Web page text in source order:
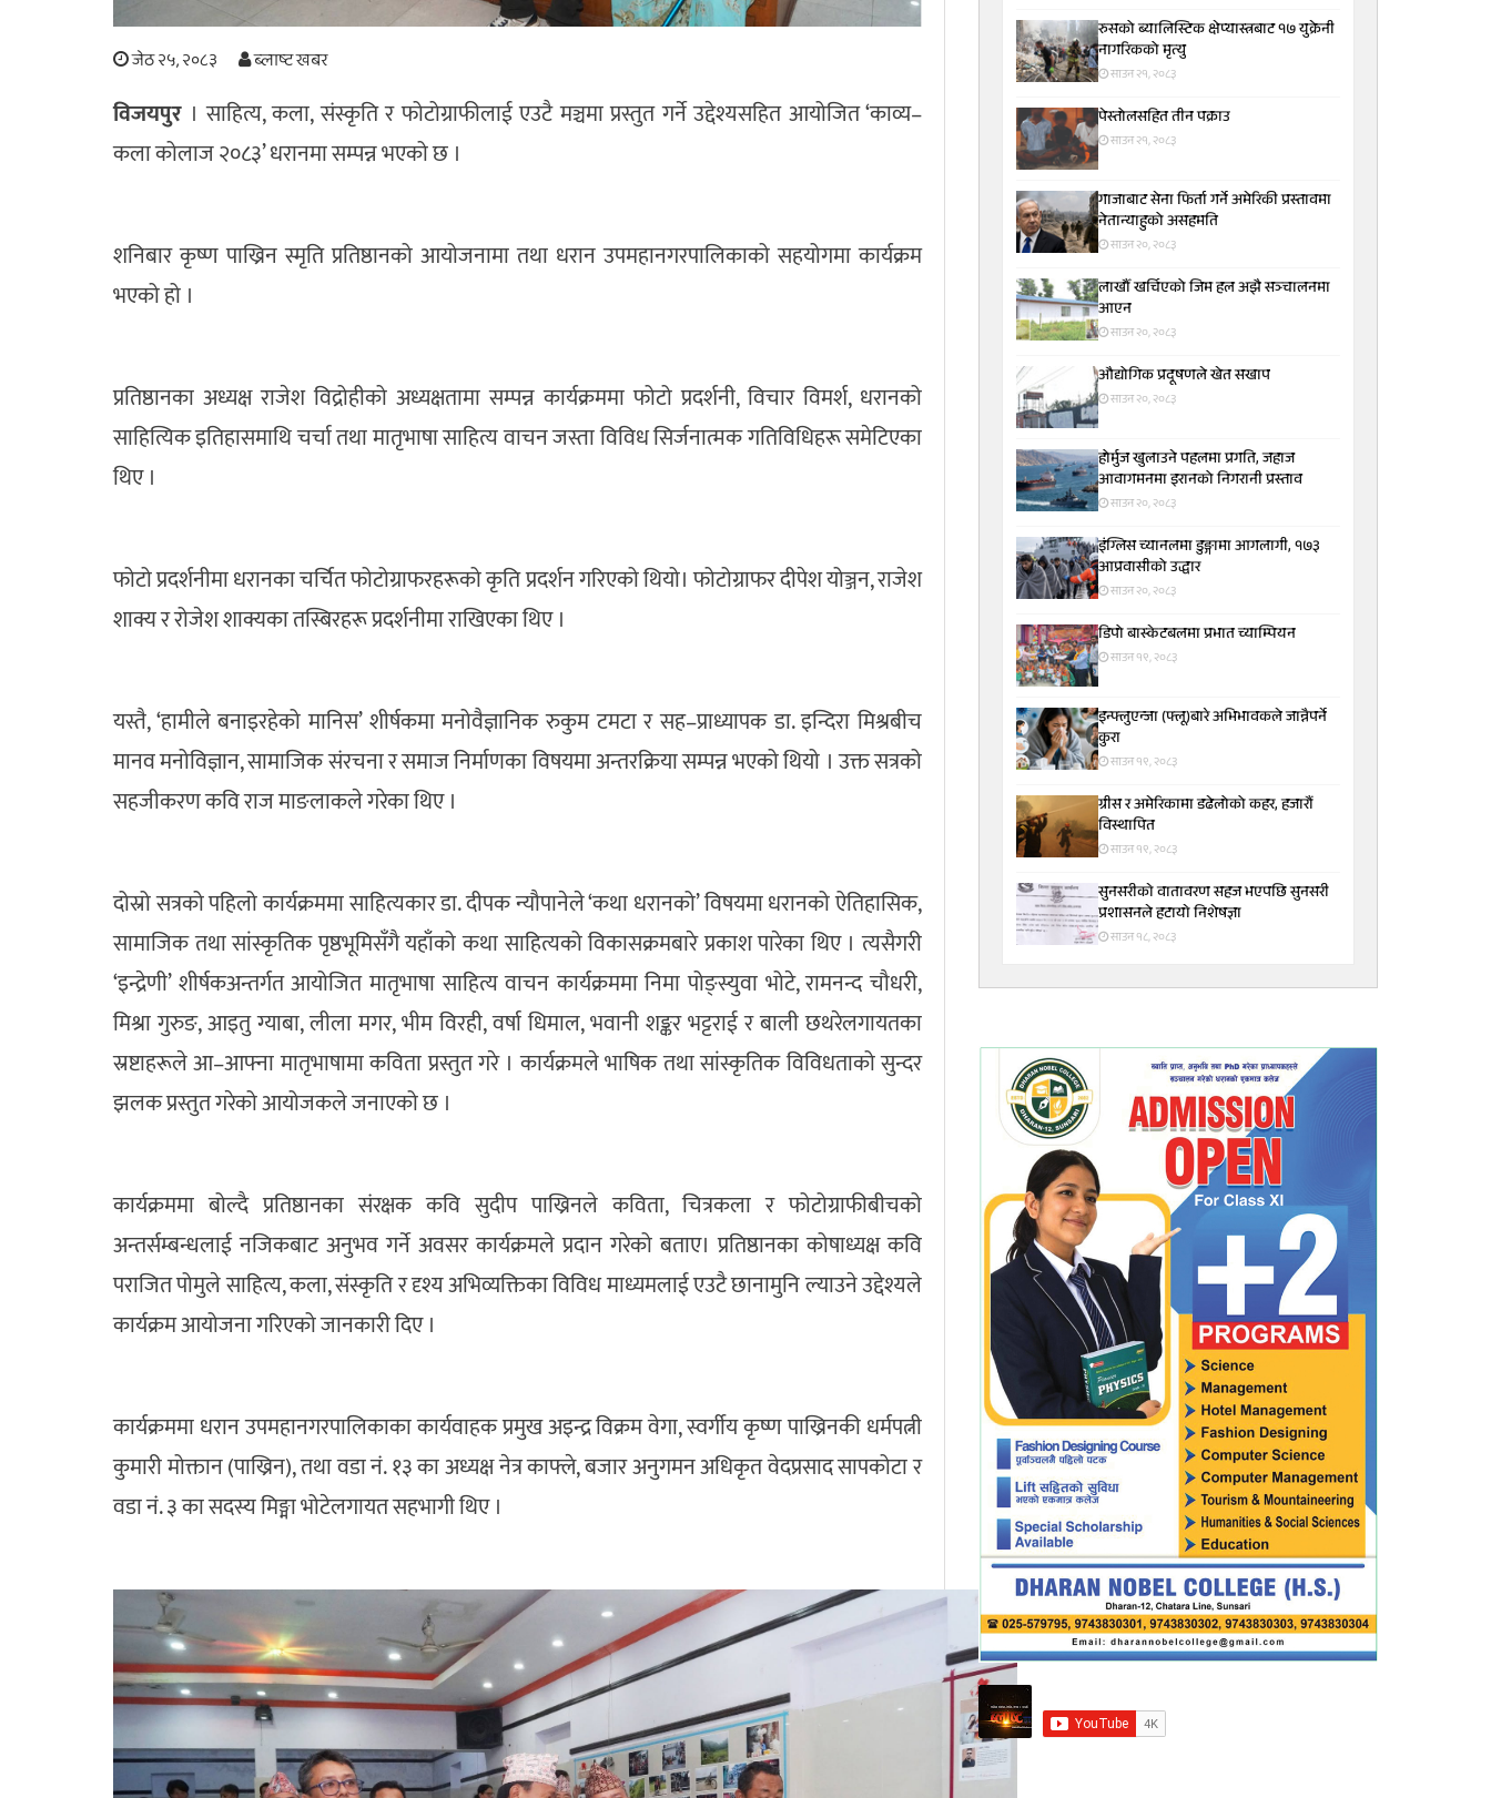
जेठ २५, २०८३ ब्लाष्ट खबर
विजयपुर । साहित्य, कला, संस्कृति र फोटोग्राफीलाई एउटै मञ्चमा प्रस्तुत गर्ने उद्देश्यसहित आयोजित ‘काव्य–
कला कोलाज २०८३’ धरानमा सम्पन्न भएको छ ।
शनिबार कृष्ण पाख्रिन स्मृति प्रतिष्ठानको आयोजनामा तथा धरान उपमहानगरपालिकाको सहयोगमा कार्यक्रम
भएको हो ।
प्रतिष्ठानका अध्यक्ष राजेश विद्रोहीको अध्यक्षतामा सम्पन्न कार्यक्रममा फोटो प्रदर्शनी, विचार विमर्श, धरानको
साहित्यिक इतिहासमाथि चर्चा तथा मातृभाषा साहित्य वाचन जस्ता विविध सिर्जनात्मक गतिविधिहरू समेटिएका
थिए ।
फोटो प्रदर्शनीमा धरानका चर्चित फोटोग्राफरहरूको कृति प्रदर्शन गरिएको थियो। फोटोग्राफर दीपेश योञ्जन, राजेश
शाक्य र रोजेश शाक्यका तस्बिरहरू प्रदर्शनीमा राखिएका थिए ।
यस्तै, ‘हामीले बनाइरहेको मानिस’ शीर्षकमा मनोवैज्ञानिक रुकुम टमटा र सह–प्राध्यापक डा. इन्दिरा मिश्रबीच
मानव मनोविज्ञान, सामाजिक संरचना र समाज निर्माणका विषयमा अन्तरक्रिया सम्पन्न भएको थियो । उक्त सत्रको
सहजीकरण कवि राज माङलाकले गरेका थिए ।
दोस्रो सत्रको पहिलो कार्यक्रममा साहित्यकार डा. दीपक न्यौपानेले ‘कथा धरानको’ विषयमा धरानको ऐतिहासिक,
सामाजिक तथा सांस्कृतिक पृष्ठभूमिसँगै यहाँको कथा साहित्यको विकासक्रमबारे प्रकाश पारेका थिए । त्यसैगरी
‘इन्द्रेणी’ शीर्षकअन्तर्गत आयोजित मातृभाषा साहित्य वाचन कार्यक्रममा निमा पोङ्स्युवा भोटे, रामनन्द चौधरी,
मिश्रा गुरुङ, आइतु ग्याबा, लीला मगर, भीम विरही, वर्षा धिमाल, भवानी शङ्कर भट्टराई र बाली छथरेलगायतका
स्रष्टाहरूले आ–आफ्ना मातृभाषामा कविता प्रस्तुत गरे । कार्यक्रमले भाषिक तथा सांस्कृतिक विविधताको सुन्दर
झलक प्रस्तुत गरेको आयोजकले जनाएको छ ।
कार्यक्रममा बोल्दै प्रतिष्ठानका संरक्षक कवि सुदीप पाख्रिनले कविता, चित्रकला र फोटोग्राफीबीचको
अन्तर्सम्बन्धलाई नजिकबाट अनुभव गर्ने अवसर कार्यक्रमले प्रदान गरेको बताए। प्रतिष्ठानका कोषाध्यक्ष कवि
पराजित पोमुले साहित्य, कला, संस्कृति र दृश्य अभिव्यक्तिका विविध माध्यमलाई एउटै छानामुनि ल्याउने उद्देश्यले
कार्यक्रम आयोजना गरिएको जानकारी दिए ।
कार्यक्रममा धरान उपमहानगरपालिकाका कार्यवाहक प्रमुख अइन्द्र विक्रम वेगा, स्वर्गीय कृष्ण पाख्रिनकी धर्मपत्नी
कुमारी मोक्तान (पाख्रिन), तथा वडा नं. १३ का अध्यक्ष नेत्र काफ्ले, बजार अनुगमन अधिकृत वेदप्रसाद सापकोटा र
वडा नं. ३ का सदस्य मिङ्मा भोटेलगायत सहभागी थिए ।
रुसको ब्यालिस्टिक क्षेप्यास्त्रबाट १७ युक्रेनी
नागरिकको मृत्यु
साउन २१, २०८३
पेस्तोलसहित तीन पक्राउ
साउन २१, २०८३
गाजाबाट सेना फिर्ता गर्ने अमेरिकी प्रस्तावमा
नेतान्याहुको असहमति
साउन २०, २०८३
लाखौँ खर्चिएको जिम हल अझै सञ्चालनमा
आएन
साउन २०, २०८३
औद्योगिक प्रदूषणले खेत सखाप
साउन २०, २०८३
होर्मुज खुलाउने पहलमा प्रगति, जहाज
आवागमनमा इरानको निगरानी प्रस्ताव
साउन २०, २०८३
इंग्लिस च्यानलमा डुङ्गामा आगलागी, १७३
आप्रवासीको उद्धार
साउन २०, २०८३
डिपो बास्केटबलमा प्रभात च्याम्पियन
साउन १९, २०८३
इन्फ्लुएन्जा (फ्लू)बारे अभिभावकले जान्नैपर्ने
कुरा
साउन १९, २०८३
ग्रीस र अमेरिकामा डढेलोको कहर, हजारौं
विस्थापित
साउन १९, २०८३
सुनसरीकाे वातावरण सहज भएपछि सुनसरी
प्रशासनले हटायाे निशेषज्ञा
साउन १८, २०८३